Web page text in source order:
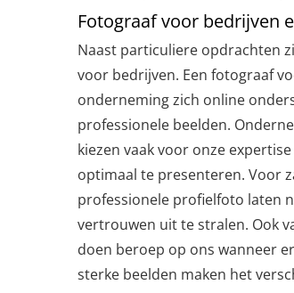
Fotograaf voor bedrijven
Naast particuliere opdrachten
voor bedrijven. Een fotograaf
onderneming zich online
professionele beelden.
kiezen vaak voor onze
optimaal te presenteren. Voor
professionele profielfoto laten
vertrouwen uit te stralen. Ook
doen beroep op ons wanneer
sterke beelden maken het